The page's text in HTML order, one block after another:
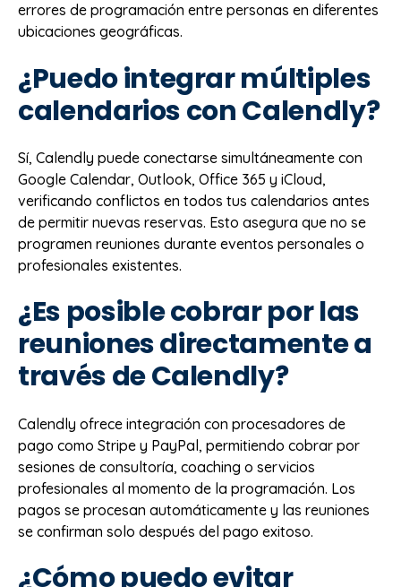
errores de programación entre personas en diferentes
ubicaciones geográficas.
¿Puedo integrar múltiples
calendarios con Calendly?
Sí, Calendly puede conectarse simultáneamente con
Google Calendar, Outlook, Office 365 y iCloud,
verificando conflictos en todos tus calendarios antes
de permitir nuevas reservas. Esto asegura que no se
programen reuniones durante eventos personales o
profesionales existentes.
¿Es posible cobrar por las
reuniones directamente a
través de Calendly?
Calendly ofrece integración con procesadores de
pago como Stripe y PayPal, permitiendo cobrar por
sesiones de consultoría, coaching o servicios
profesionales al momento de la programación. Los
pagos se procesan automáticamente y las reuniones
se confirman solo después del pago exitoso.
¿Cómo puedo evitar